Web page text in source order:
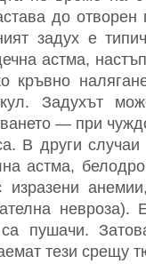
до отворен
задух е
астма,
кръвно
Задухът
— при
В други случаи
астма,
невроза).
пушачи.
тези срещу